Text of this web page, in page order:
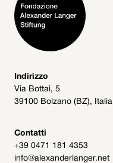
Indirizzo
Via Bottai, 5
39100 Bolzano (BZ), Italia
Contatti
+39 0471 181 4353
info@alexanderlanger.net